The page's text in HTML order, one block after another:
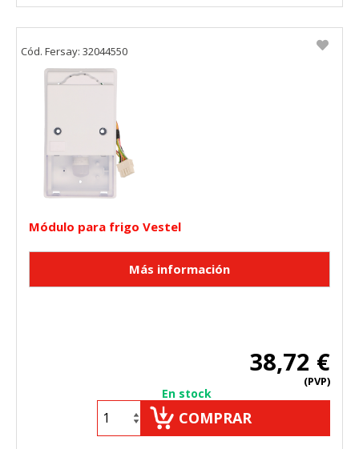
Módulo para frigo Vestel
38,72 €
(PVP)
En stock
COMPRAR
Cód. Fersay: 32044550